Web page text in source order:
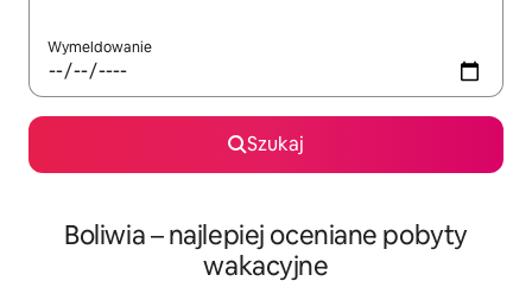
Wymeldowanie
Szukaj
Boliwia – najlepiej oceniane pobyty
wakacyjne